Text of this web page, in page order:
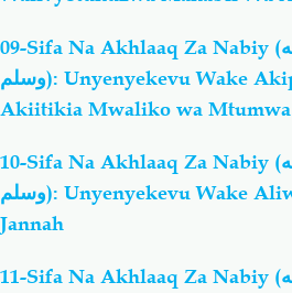
09-Sifa Na Akhlaaq Za Nabiy (صلى الله عليه وآله
وسلم): Unyenyekevu Wake Akipanda Punda Na
Akiitikia Mwaliko wa Mtumwa
10-Sifa Na Akhlaaq Za Nabiy (صلى الله عليه وآله
وسلم): Unyenyekevu Wake Aliwabashiria Masikini
Jannah
11-Sifa Na Akhlaaq Za Nabiy (صلى الله عليه وآله